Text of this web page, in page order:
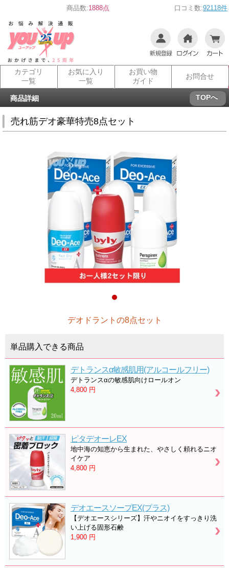
商品数:1888点 口コミ数:92118件
カテゴリ
一覧
お気に入り
一覧
お買い物
ガイド
お問合せ
商品詳細 TOPへ
売れ筋デオ豪華特売8点セット
デオドラントの8点セット
単品購入できる商品
デトランスα敏感肌用(アルコールフリー)
デトランスαの敏感肌向けロールオン
4,800 円
ピタデオーレEX
地中海の知恵から生まれた、やさしく頼れるニオ
イケア
4,800 円
デオエースソープEX(プラス)
【デオエースシリーズ】汗やニオイをすっきり洗
い上げる固形石鹸
1,900 円